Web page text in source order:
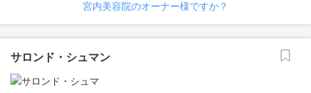
宮内美容院のオーナー様ですか？
サロンド・シュマン